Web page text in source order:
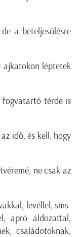
a beteljesülésre
ajkatokon léptetek
térde is
idő, és kell, hogy
ne csak az
levéllel, sms-
apró áldozattal,
családotoknak,